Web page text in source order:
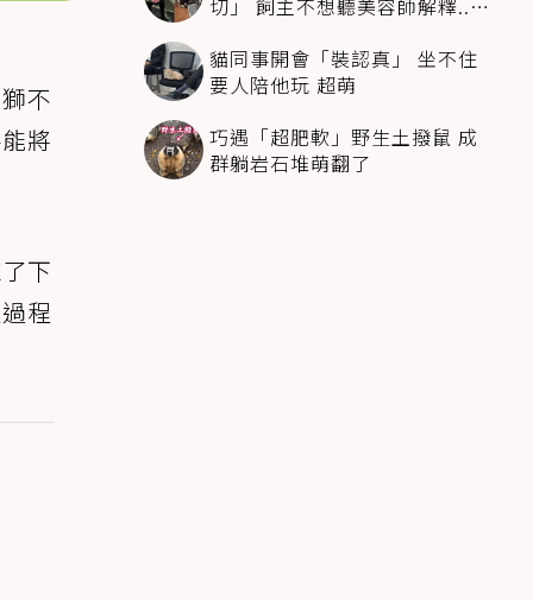
不
將
下
程
貓同事開會「裝認真」 坐不住
要人陪他玩 超萌
巧遇「超肥軟」野生土撥鼠 成
群躺岩石堆萌翻了